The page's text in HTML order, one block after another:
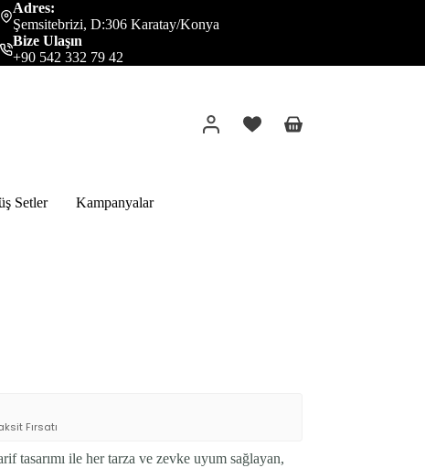
Adres:
Şemsitebrizi, D:306 Karatay/Konya
Bize Ulaşın
+90 542 332 79 42
Alışveriş
Setler Kampanyalar
Fırsatı
tasarımı ile her tarza ve zevke uyum sağlayan,